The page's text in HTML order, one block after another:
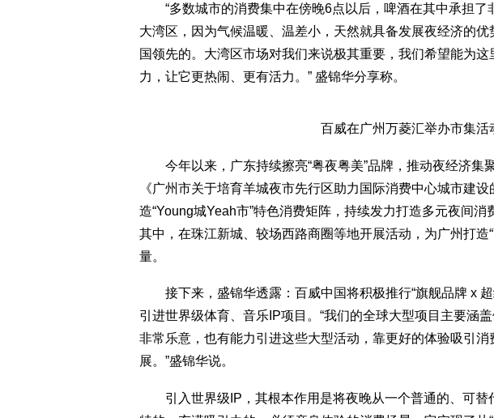
“多数城市的消费集中在傍晚6点以后，啤酒在其中承担了
大湾区，因为气候温暖、温差小，天然就具备发展夜经济的
国领先的。大湾区市场对我们来说极其重要，我们希望能为
力，让它更热闹、更有活力。” 盛锦华分享称。
百威在广州万菱汇举办市集活
今年以来，广东持续擦亮“粤夜粤美”品牌，推动夜经济集
《广州市关于培育羊城夜市先行区助力国际消费中心城市建
造“Young城Yeah市”特色消费矩阵，持续发力打造多元夜间
其中，在珠江新城、较场西路商圈等地开展活动，为广州打造
量。
接下来，盛锦华透露：百威中国将积极推行“旗舰品牌 x 超
引进世界级体育、音乐IP项目。“我们的全球大型项目主要涵
非常乐意，也有能力引进这些大型活动，靠更好的体验吸引
展。”盛锦华说。
引入世界级IP，其根本作用是将夜晚从一个普通的、可替